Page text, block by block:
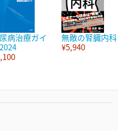
病治療ガイ
無敵の腎臓内科
¥5,940